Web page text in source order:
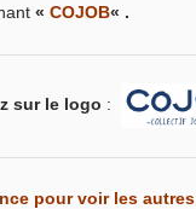
« COJOB« .
sur le logo :
pour voir les